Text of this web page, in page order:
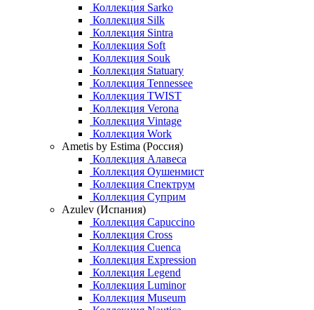
Коллекция Sarko
Коллекция Silk
Коллекция Sintra
Коллекция Soft
Коллекция Souk
Коллекция Statuary
Коллекция Tennessee
Коллекция TWIST
Коллекция Verona
Коллекция Vintage
Коллекция Work
Ametis by Estima (Россия)
Коллекция Алавеса
Коллекция Оушенмист
Коллекция Спектрум
Коллекция Суприм
Azulev (Испания)
Коллекция Capuccino
Коллекция Cross
Коллекция Cuenca
Коллекция Expression
Коллекция Legend
Коллекция Luminor
Коллекция Museum